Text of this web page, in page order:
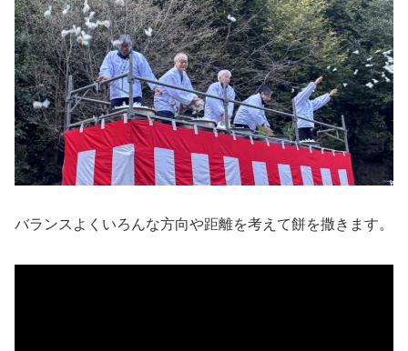
バランスよくいろんな方向や距離を考えて餅を撒きます。